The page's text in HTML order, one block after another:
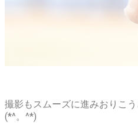
撮影もスムーズに進みおりこ
(*^。^*)